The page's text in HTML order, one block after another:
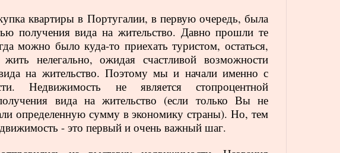
квартиры в Португалии, в первую очередь, была
получения вида на жительство. Давно прошли те
можно было куда-то приехать туристом, остаться,
нелегально, ожидая счастливой возможности
на жительство. Поэтому мы и начали именно с
Недвижимость не является стопроцентной
вида на жительство (если только Вы не
определенную сумму в экономику страны). Но, тем
- это первый и очень важный шаг.